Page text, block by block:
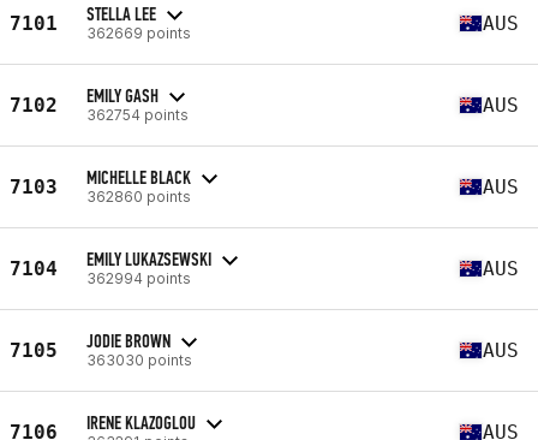
7101 STELLA LEE
362669 points AUS
7102 EMILY GASH
362754 points AUS
7103 MICHELLE BLACK
362860 points AUS
7104 EMILY LUKAZSEWSKI
362994 points AUS
7105 JODIE BROWN
363030 points AUS
7106 IRENE KLAZOGLOU AUS